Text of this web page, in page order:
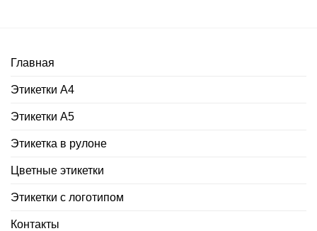
Главная
Этикетки А4
Этикетки А5
Этикетка в рулоне
Цветные этикетки
Этикетки с логотипом
Контакты